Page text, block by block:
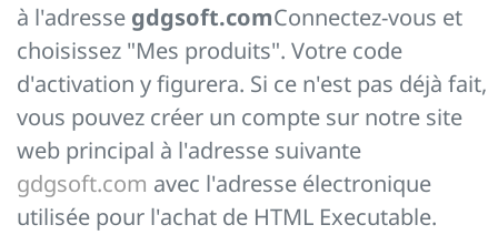
à l'adresse gdgsoft.comConnectez-vous et
choisissez "Mes produits". Votre code
d'activation y figurera. Si ce n'est pas déjà fait,
vous pouvez créer un compte sur notre site
web principal à l'adresse suivante
gdgsoft.com avec l'adresse électronique
utilisée pour l'achat de HTML Executable.